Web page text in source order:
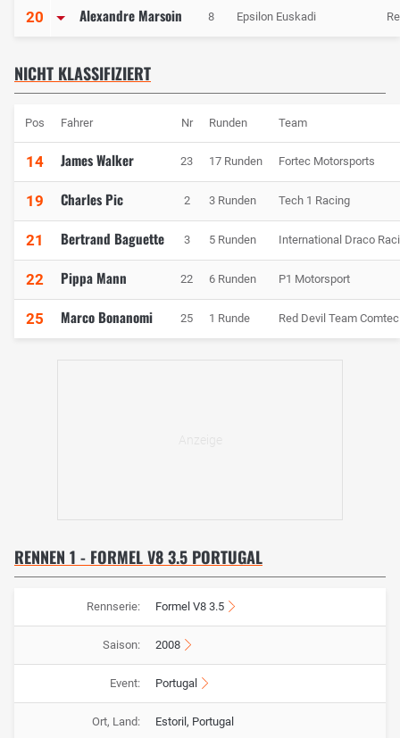
20 Alexandre Marsoin 8 Epsilon Euskadi
NICHT KLASSIFIZIERT
Pos Fahrer Nr Runden Team
14 James Walker 23 17 Runden Fortec Motorsports
19 Charles Pic 2 3 Runden Tech 1 Racing
21 Bertrand Baguette 3 5 Runden International Draco
22 Pippa Mann 22 6 Runden P1 Motorsport
25 Marco Bonanomi 25 1 Runde Red Devil Team Comtec
RENNEN 1 - FORMEL V8 3.5 PORTUGAL
Rennserie: Formel V8 3.5
Saison: 2008
Event: Portugal
Ort, Land: Estoril, Portugal